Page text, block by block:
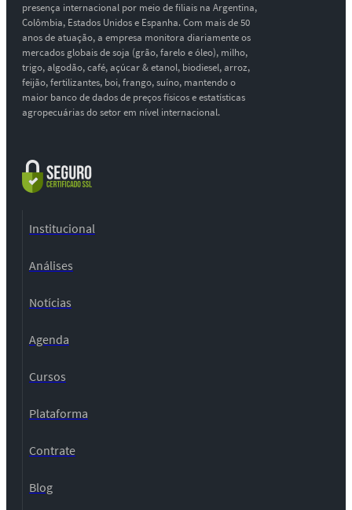
presença internacional por meio de filiais na Argentina,
Colômbia, Estados Unidos e Espanha. Com mais de 50
anos de atuação, a empresa monitora diariamente os
mercados globais de soja (grão, farelo e óleo), milho,
trigo, algodão, café, açúcar & etanol, biodiesel, arroz,
feijão, fertilizantes, boi, frango, suíno, mantendo o
maior banco de dados de preços físicos e estatísticas
agropecuárias do setor em nível internacional.
Institucional
Análises
Notícias
Agenda
Cursos
Plataforma
Contrate
Blog